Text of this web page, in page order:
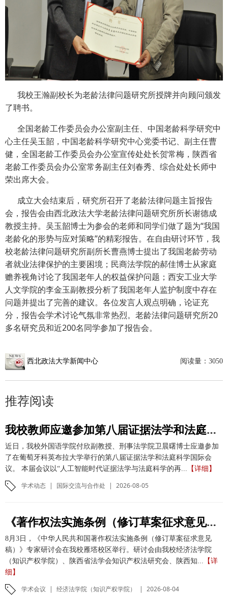
我校王瀚副校长为老龄法律问题研究所授牌并向顾问颁发
了聘书。
全国老龄工作委员会办公室副主任、中国老龄科学研究中
心主任吴玉韶，中国老龄科学研究中心党委书记、副主任曹
健，全国老龄工作委员会办公室宣传处处长贺常梅，陕西省
老龄工作委员会办公室常务副主任刘春秀、综合处处长师中
荣出席大会。
成立大会结束后，研究所召开了老龄法律问题主旨报告
会，报告会由西北政法大学老龄法律问题研究所所长谢德成
教授主持。吴玉韶博士为参会的老师和同学们做了题为“我国
老龄化的形势与应对策略”的精彩报告。在自由研讨环节，我
校老龄法律问题研究所副所长曹燕博士提出了我国老龄劳动
者就业法律保护的主要困境；民商法学院的郝佳博士从家庭
赡养视角讨论了我国老年人的权益保护问题；西安工业大学
人文学院的李金玉副教授分析了我国老年人监护制度中存在
问题并提出了完善的建议。各位发言人观点明确，论证充
分，报告会学术讨论气氛非常热烈。老龄法律问题研究所20
多名研究员和近200名同学参加了报告会。
西北政法大学新闻中心 阅读量： 3050
推荐阅读
我校教师应邀参加第八届证据法学和法庭科学国际会议并作学术报告
近日，我校外国语学院付欣副教授、刑事法学院卫晨曙博士应邀参加
了在葡萄牙科英布拉大学举行的第八届证据法学和法庭科学国际会
议。 本届会议以“人工智能时代证据法学与法庭科学的再... 【详细】
学术动态 | 国际交流与合作处 | 2026-08-05
《著作权法实施条例（修订草案征求意见稿）》专家研讨会在我校举办
8月3日，《中华人民共和国著作权法实施条例（修订草案征求意见
稿）》专家研讨会在我校雁塔校区举行。研讨会由我校经济法学院
（知识产权学院）、陕西省法学会知识产权法研究会、陕西知... 【详
细】
学术会议 | 经济法学院（知识产权学院） | 2026-08-04